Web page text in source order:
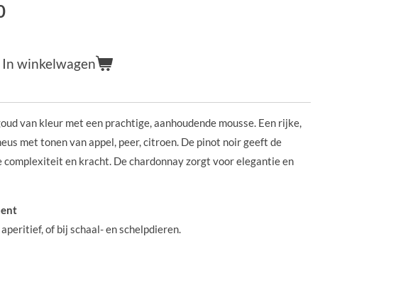
In winkelwagen
van kleur met een prachtige, aanhoudende mousse. Een rijke,
met tonen van appel, peer, citroen. De pinot noir geeft de
complexiteit en kracht. De chardonnay zorgt voor elegantie en
of bij schaal- en schelpdieren.